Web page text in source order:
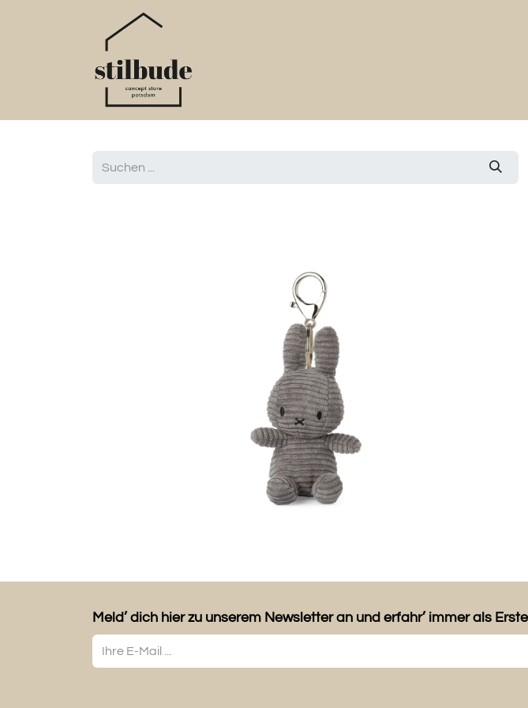
Meld’ dich hier zu unserem Newsletter an und erfahr’ immer als